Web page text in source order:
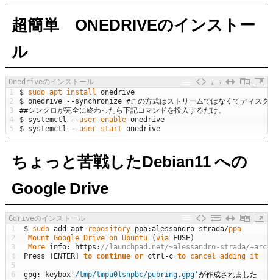
超簡単 ONEDRIVEのインストー
ル
Onedriveのインストール
1
2
3
4
5
$ sudo apt install onedrive
$ onedrive --synchronize #この方式はストリームではなくてディスク
##シンクロが完全に終わったら下記コマンドを投入するだけ。
$ systemctl --user enable onedrive
$ systemctl --user start onedrive
ちょっと苦戦したDebian11 への
Google Drive
Gdriveのインストール
1
2
3
4
5
6
$ sudo add -apt - repository ppa:alessandro-strada/ppa
Mount Google Drive on Ubuntu (via FUSE)
More info: https : //launchpad.net/~alessandro-strada/
Press
ENTER] to continue or ctrl -c to cancel adding it
gpg: keybox'/tmp/tmpu0lsnpbc/pubring.gpg'が作成されました